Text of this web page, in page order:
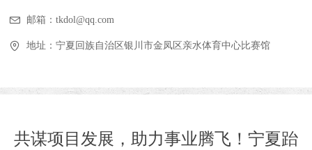
邮箱： tkdol@qq.com
地址： 宁夏回族自治区银川市金凤区亲水体育中心比赛馆
共谋项目发展，助力事业腾飞！宁夏跆